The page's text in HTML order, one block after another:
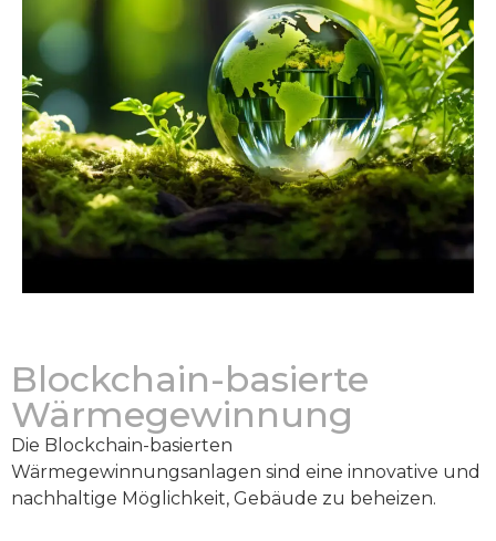
Blockchain-basierte
Wärmegewinnung
Die Blockchain-basierten
Wärmegewinnungsanlagen sind eine innovative und
nachhaltige Möglichkeit, Gebäude zu beheizen.